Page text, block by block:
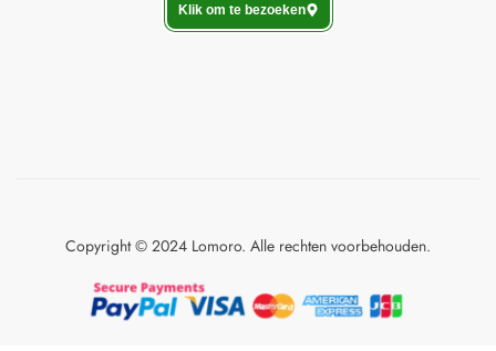
Klik om te bezoeken
Copyright © 2024 Lomoro. Alle rechten voorbehouden.